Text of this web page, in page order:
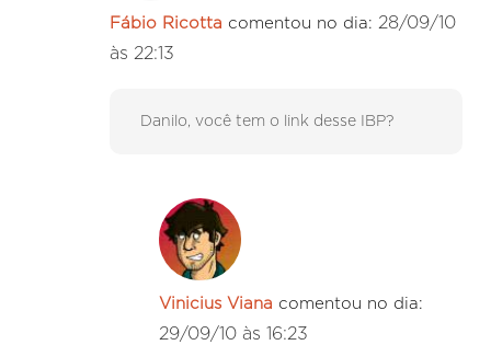
Fábio Ricotta comentou no dia: 28/09/10
às 22:13
Danilo, você tem o link desse IBP?
Vinicius Viana comentou no dia:
29/09/10 às 16:23